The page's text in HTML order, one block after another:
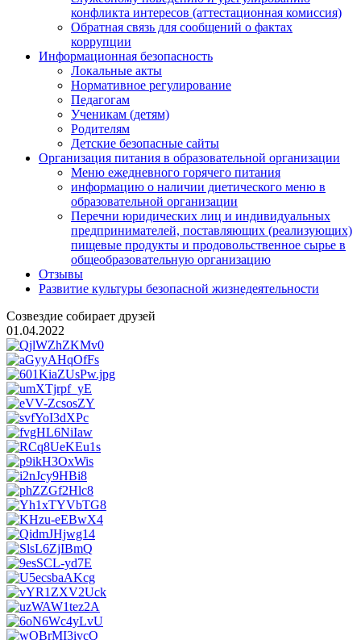
конфликта интересов (аттестационная комиссия)
Обратная связь для сообщений о фактах
коррупции
Информационная безопасность
Локальные акты
Нормативное регулирование
Педагогам
Ученикам (детям)
Родителям
Детские безопасные сайты
Организация питания в образовательной организации
Меню ежедневного горячего питания
информацию о наличии диетического меню в
образовательной организации
Перечни юридических лиц и индивидуальных
предпринимателей, поставляющих (реализующих)
пищевые продукты и продовольственное сырье в
общеобразовательную организацию
Отзывы
Развитие культуры безопасной жизнедеятельности
Созвездие собирает друзей
01.04.2022